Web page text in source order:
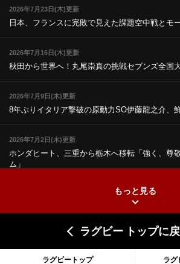
2026年7月23日(木)更新
日本、フランスに完敗で見えた課題空中戦とモ
2026年7月16日(木)更新
秋田から世界へ！丸尾崇真の挑戦セブンズ全国
2026年7月9日(木)更新
8年ぶりイタリア撃破の原動力SO伊藤龍之介、
2026年7月2日(木)更新
ホンダヒート、三重から栃木へ移転「強く、尊
ム」
2026年6月18日(木)更新
滑川剛人レフリー、早過ぎる引退「27年W杯の
もっと見る
ラグビー トップに
ラグビートップ ラグ